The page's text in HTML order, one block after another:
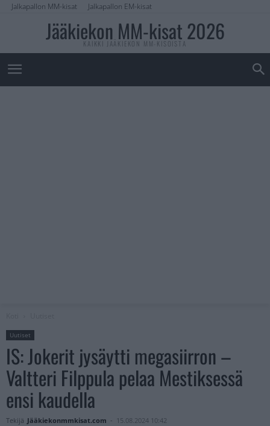
Jalkapallon MM-kisat Jalkapallon EM-kisat
Jääkiekon MM-kisat 2026
KAIKKI JÄÄKIEKON MM-KISOISTA
Uutiset
IS: Jokerit jysäytti megasiirron –
Valtteri Filppula pelaa Mestiksessä
ensi kaudella
Tekijä Jääkiekonmmkisat.com - 15.08.2024 10:42